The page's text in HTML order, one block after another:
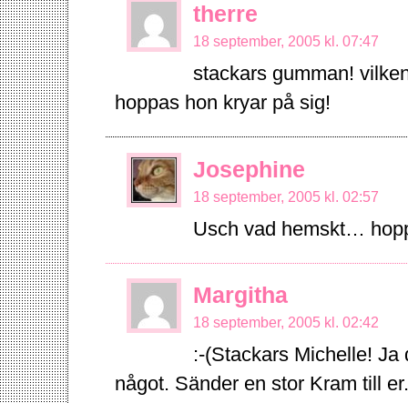
therre
18 september, 2005 kl. 07:47
stackars gumman!
hoppas hon kryar på sig!
Josephine
18 september, 2005 kl. 02:57
Usch vad hemskt…
Margitha
18 september, 2005 kl. 02:42
:-(Stackars Michelle! Ja
något. Sänder en stor Kram till